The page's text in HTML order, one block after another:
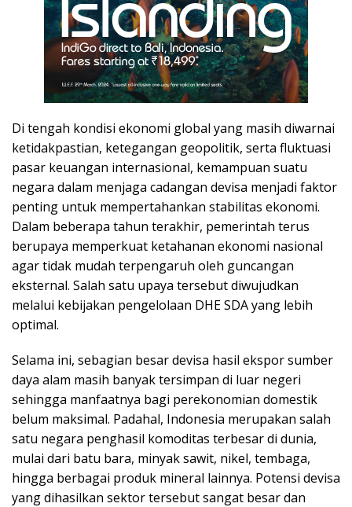
Di tengah kondisi ekonomi global yang masih diwarnai
ketidakpastian, ketegangan geopolitik, serta fluktuasi
pasar keuangan internasional, kemampuan suatu
negara dalam menjaga cadangan devisa menjadi faktor
penting untuk mempertahankan stabilitas ekonomi.
Dalam beberapa tahun terakhir, pemerintah terus
berupaya memperkuat ketahanan ekonomi nasional
agar tidak mudah terpengaruh oleh guncangan
eksternal. Salah satu upaya tersebut diwujudkan
melalui kebijakan pengelolaan DHE SDA yang lebih
optimal.
Selama ini, sebagian besar devisa hasil ekspor sumber
daya alam masih banyak tersimpan di luar negeri
sehingga manfaatnya bagi perekonomian domestik
belum maksimal. Padahal, Indonesia merupakan salah
satu negara penghasil komoditas terbesar di dunia,
mulai dari batu bara, minyak sawit, nikel, tembaga,
hingga berbagai produk mineral lainnya. Potensi devisa
yang dihasilkan sektor tersebut sangat besar dan